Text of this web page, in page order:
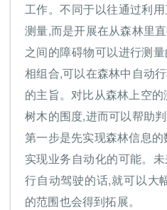
工作。不同于以往通过利
测量,而是开展在从森林里
之间的障碍物可以进行测
相组合,可以在森林中自动
的主旨。对比从森林上空
树木的围度,进而可以帮助
第一步是先实现森林信息
实现业务自动化的可能。
行自动驾驶的话,就可以大
的范围也会得到拓展。